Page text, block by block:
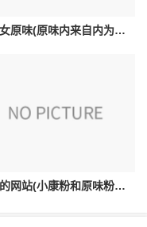
内裤女原味(原味内来自内为什么那么多男生喜欢)
原味的网站(小康粉和原味粉的区别)